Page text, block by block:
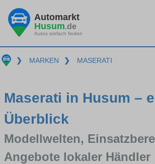
Automarkt
Husum.de
Autos einfach finden
❯ MARKEN ❯ MASERATI
Maserati in Husum –
Überblick
Modellwelten,
Angebote lokaler Händler